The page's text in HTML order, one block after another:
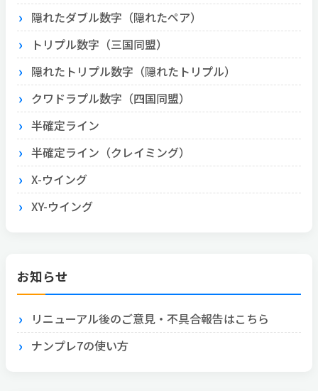
隠れたダブル数字（隠れたペア）
トリプル数字（三国同盟）
隠れたトリプル数字（隠れたトリプル）
クワドラプル数字（四国同盟）
半確定ライン
半確定ライン（クレイミング）
X-ウイング
XY-ウイング
お知らせ
リニューアル後のご意見・不具合報告はこちら
ナンプレ7の使い方